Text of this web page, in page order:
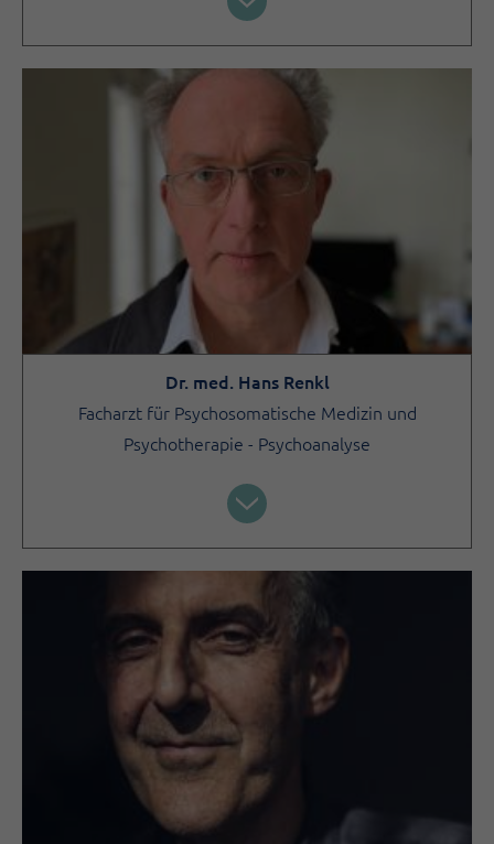
Dr. med. Hans Renkl
Facharzt für Psychosomatische Medizin und
Psychotherapie - Psychoanalyse